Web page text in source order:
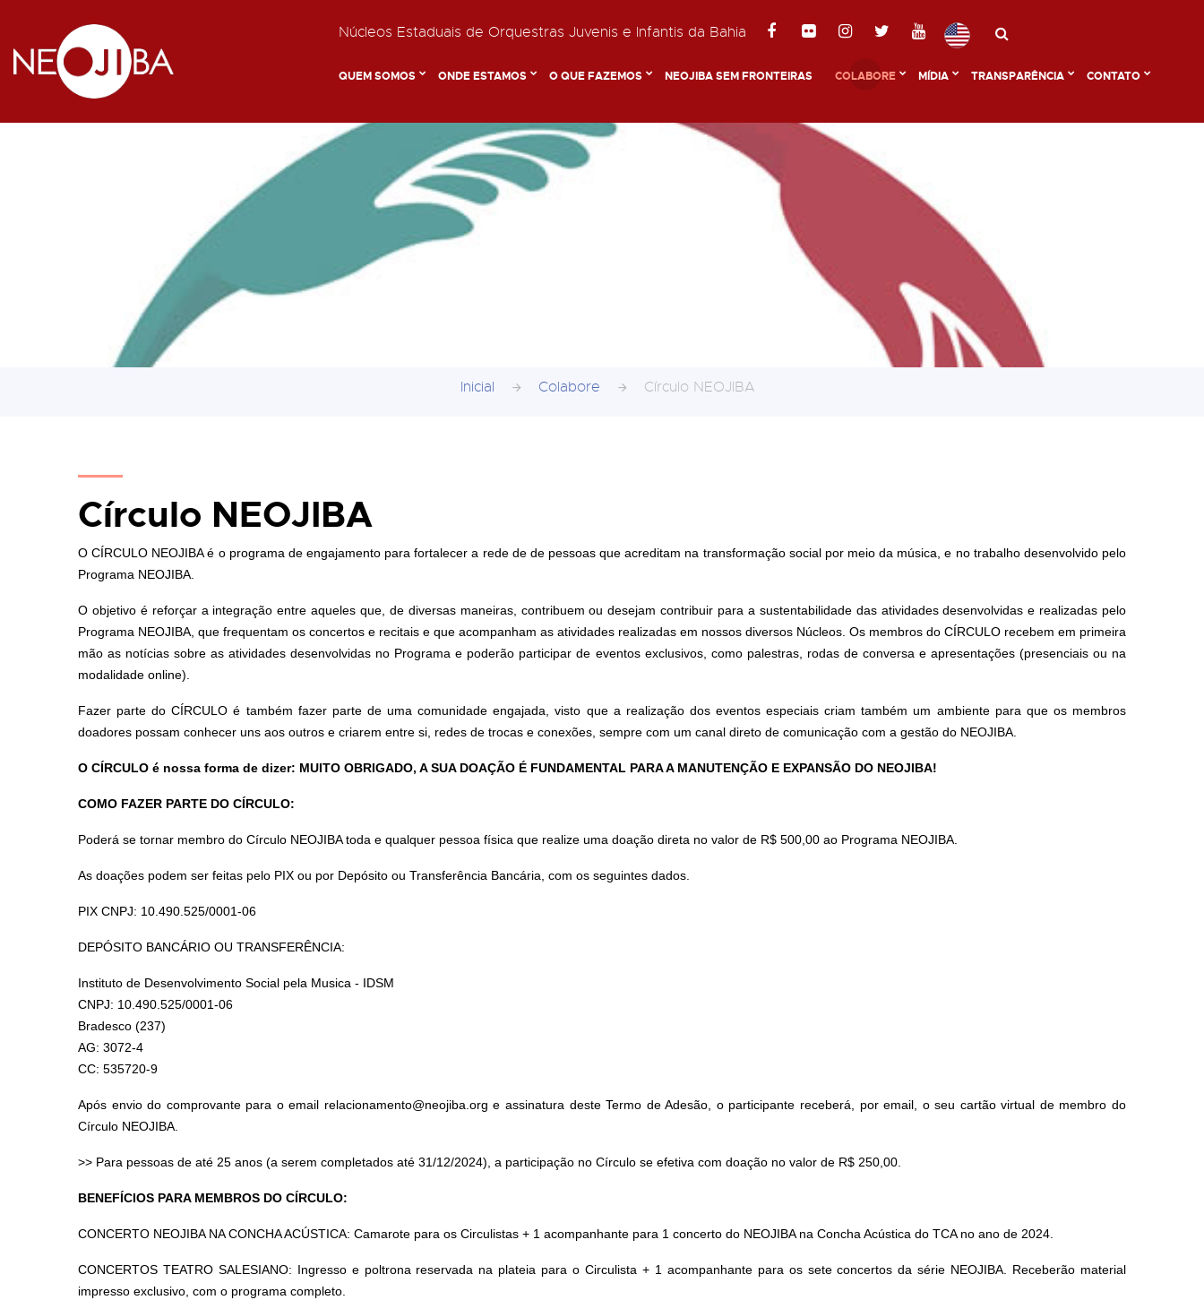
Núcleos Estaduais de Orquestras Juvenis e Infantis da Bahia
QUEM SOMOS ONDE ESTAMOS O QUE FAZEMOS NEOJIBA SEM FRONTEIRAS COLABORE MÍDIA TRANSPARÊNCIA CONTATO
Inicial Colabore Círculo NEOJIBA
Círculo NEOJIBA
O CÍRCULO NEOJIBA é o programa de engajamento para fortalecer a rede de de pessoas que acreditam na transformação social por meio da música, e no trabalho desenvolvido pelo
Programa NEOJIBA.
O objetivo é reforçar a integração entre aqueles que, de diversas maneiras, contribuem ou desejam contribuir para a sustentabilidade das atividades desenvolvidas e realizadas pelo
Programa NEOJIBA, que frequentam os concertos e recitais e que acompanham as atividades realizadas em nossos diversos Núcleos. Os membros do CÍRCULO recebem em primeira
mão as notícias sobre as atividades desenvolvidas no Programa e poderão participar de eventos exclusivos, como palestras, rodas de conversa e apresentações (presenciais ou na
modalidade online).
Fazer parte do CÍRCULO é também fazer parte de uma comunidade engajada, visto que a realização dos eventos especiais criam também um ambiente para que os membros
doadores possam conhecer uns aos outros e criarem entre si, redes de trocas e conexões, sempre com um canal direto de comunicação com a gestão do NEOJIBA.
O CÍRCULO é nossa forma de dizer: MUITO OBRIGADO, A SUA DOAÇÃO É FUNDAMENTAL PARA A MANUTENÇÃO E EXPANSÃO DO NEOJIBA!
COMO FAZER PARTE DO CÍRCULO:
Poderá se tornar membro do Círculo NEOJIBA toda e qualquer pessoa física que realize uma doação direta no valor de R$ 500,00 ao Programa NEOJIBA.
As doações podem ser feitas pelo PIX ou por Depósito ou Transferência Bancária, com os seguintes dados.
PIX CNPJ: 10.490.525/0001-06
DEPÓSITO BANCÁRIO OU TRANSFERÊNCIA:
Instituto de Desenvolvimento Social pela Musica - IDSM
CNPJ: 10.490.525/0001-06
Bradesco (237)
AG: 3072-4
CC: 535720-9
Após envio do comprovante para o email relacionamento@neojiba.org e assinatura deste Termo de Adesão, o participante receberá, por email, o seu cartão virtual de membro do
Círculo NEOJIBA.
>> Para pessoas de até 25 anos (a serem completados até 31/12/2024), a participação no Círculo se efetiva com doação no valor de R$ 250,00.
BENEFÍCIOS PARA MEMBROS DO CÍRCULO:
CONCERTO NEOJIBA NA CONCHA ACÚSTICA: Camarote para os Circulistas + 1 acompanhante para 1 concerto do NEOJIBA na Concha Acústica do TCA no ano de 2024.
CONCERTOS TEATRO SALESIANO: Ingresso e poltrona reservada na plateia para o Circulista + 1 acompanhante para os sete concertos da série NEOJIBA. Receberão material
impresso exclusivo, com o programa completo.